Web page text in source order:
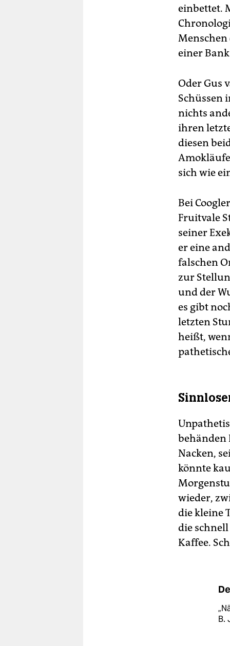
einbettet.
Menschen
einer
Oder Gus
Schüssen
nichts
ihren
diesen
sich wie
Bei
Fruitvale
seiner
er eine
falschen
zur
und der
es gibt
letzten
heißt,
behänden
Nacken,
könnte
wieder,
die kleine
die
Kaffee.
B.